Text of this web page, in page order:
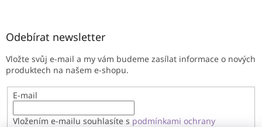
Odebírat newsletter
Vložte svůj e-mail a my vám budeme zasílat informace o nových
produktech na našem e-shopu.
E-mail
Vložením e-mailu souhlasíte s podmínkami ochrany